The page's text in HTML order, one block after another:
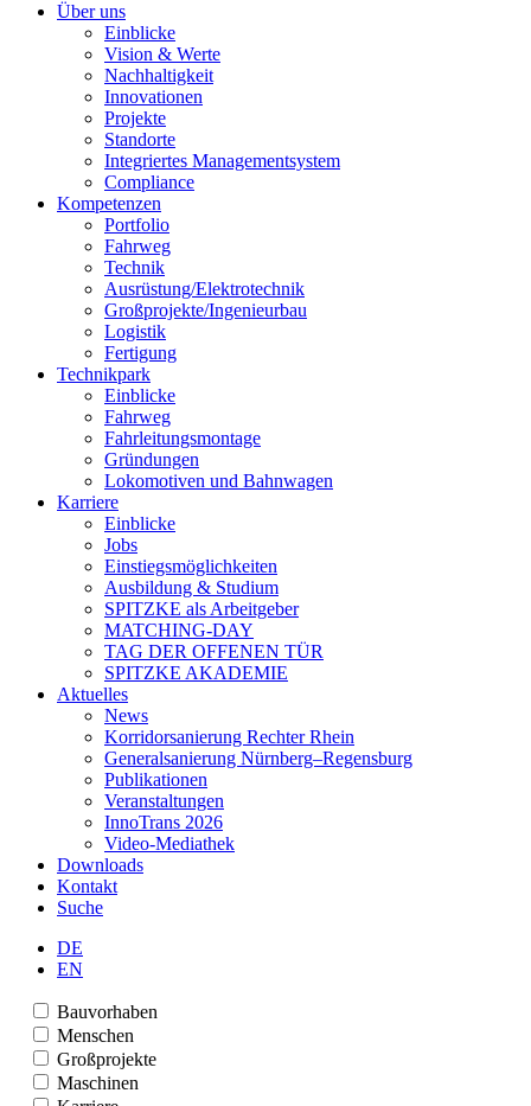
Über uns
Einblicke
Vision & Werte
Nachhaltigkeit
Innovationen
Projekte
Standorte
Integriertes Managementsystem
Compliance
Kompetenzen
Portfolio
Fahrweg
Technik
Ausrüstung/Elektrotechnik
Großprojekte/Ingenieurbau
Logistik
Fertigung
Technikpark
Einblicke
Fahrweg
Fahrleitungsmontage
Gründungen
Lokomotiven und Bahnwagen
Karriere
Einblicke
Jobs
Einstiegsmöglichkeiten
Ausbildung & Studium
SPITZKE als Arbeitgeber
MATCHING-DAY
TAG DER OFFENEN TÜR
SPITZKE AKADEMIE
Aktuelles
News
Korridorsanierung Rechter Rhein
Generalsanierung Nürnberg–Regensburg
Publikationen
Veranstaltungen
InnoTrans 2026
Video-Mediathek
Downloads
Kontakt
Suche
DE
EN
Bauvorhaben
Menschen
Großprojekte
Maschinen